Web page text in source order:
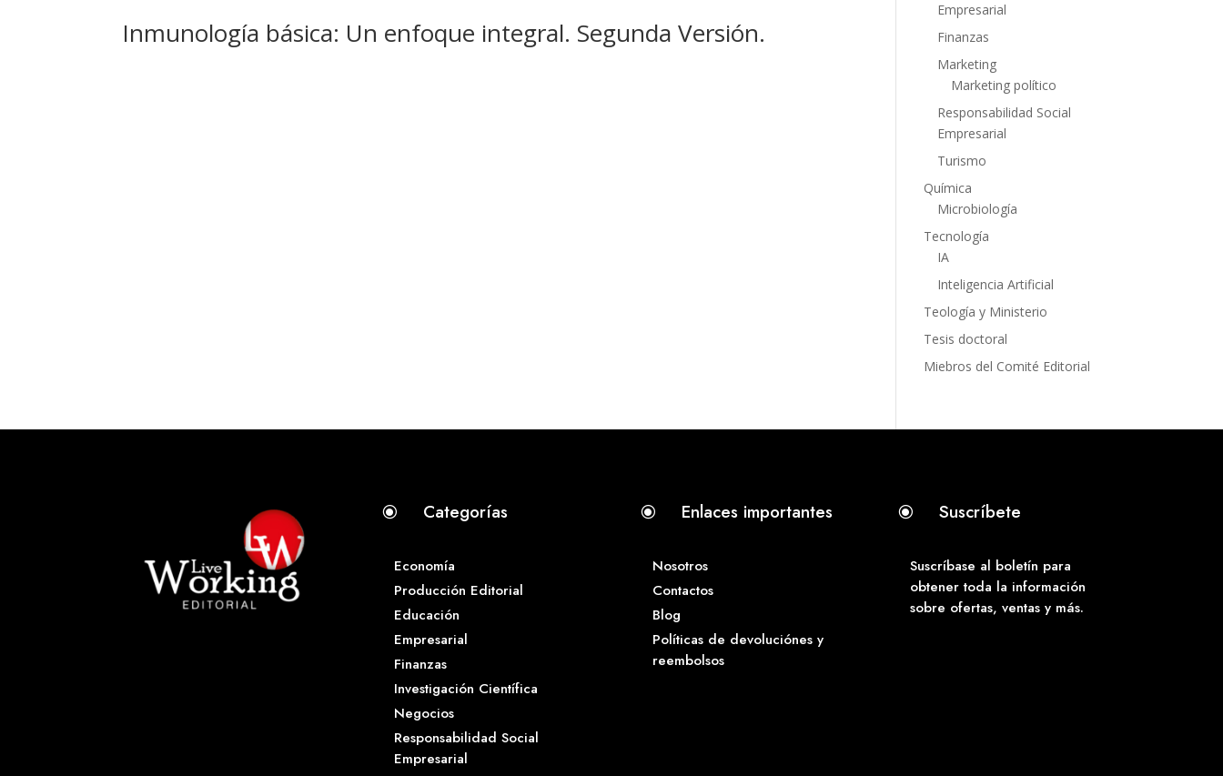
Inmunología básica: Un enfoque integral. Segunda Versión.
Empresarial
Finanzas
Marketing
Marketing político
Responsabilidad Social
Empresarial
Turismo
Química
Microbiología
Tecnología
IA
Inteligencia Artificial
Teología y Ministerio
Tesis doctoral
Miebros del Comité Editorial
\ Categorías
Economía
Producción Editorial
Educación
Empresarial
Finanzas
Investigación Científica
Negocios
Responsabilidad Social
Empresarial
\ Enlaces importantes
Nosotros
Contactos
Blog
Políticas de devoluciónes y
reembolsos
\ Suscríbete
Suscríbase al boletín para
obtener toda la información
sobre ofertas, ventas y más.